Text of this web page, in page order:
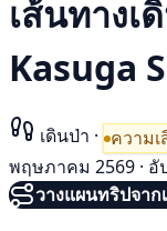
เส้นทางเ
Kasuga
เดินป่า · ความเ
พฤษภาคม 2569 · อั
วางแผนทริปจาก